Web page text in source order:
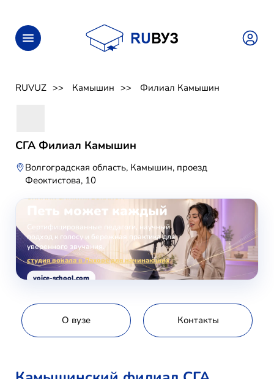
RUVUZ Камышин Филиал Камышин
СГА Филиал Камышин
Волгоградская область, Камышин, проезд
Феоктистова, 10
ОНЛАЙН-ЗАНЯТИЯ ВОКАЛОМ
Петь может каждый
Сертифицированные педагоги, научный
подход к голосу и бережная практика для
уверенного звучания.
студия вокала в Лахоре для начинающих
voice-school.com
О вузе Контакты